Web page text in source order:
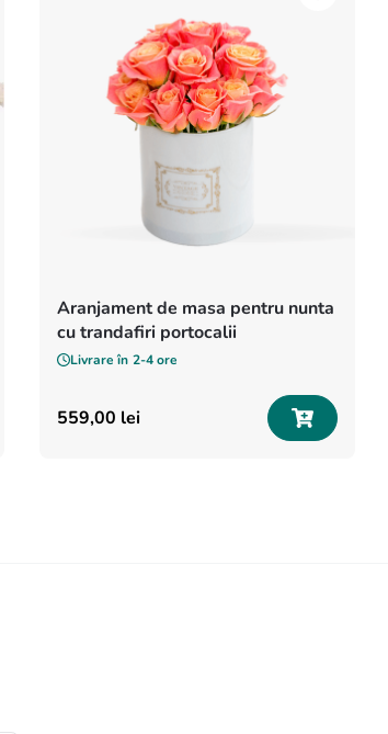
Aranjament de masa pentru nunta
cu trandafiri portocalii
Livrare în 2-4 ore
559,00 lei